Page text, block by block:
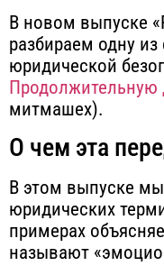
В новом выпуске
разбираем одну
юридической
Продолжительную
митмашех).
О чем эта
В этом выпуске
юридических
примерах
называют